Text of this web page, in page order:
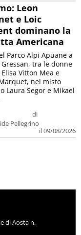
Leon
e Loic
dominano la
Americana
di
Pellegrino
il 09/08/2026
Parco Alpi Apuane a
Gressan, tra le donne
Vitton Mea e
nel misto
Laura Segor e Mikael
di Aosta n.